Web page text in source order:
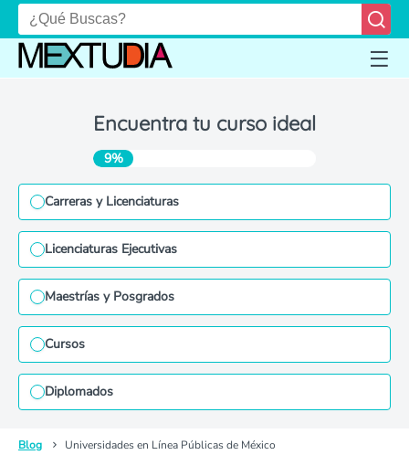
Encuentra tu curso ideal
9%
Carreras y Licenciaturas
Licenciaturas Ejecutivas
Maestrías y Posgrados
Cursos
Diplomados
Blog Universidades en Línea Públicas de México